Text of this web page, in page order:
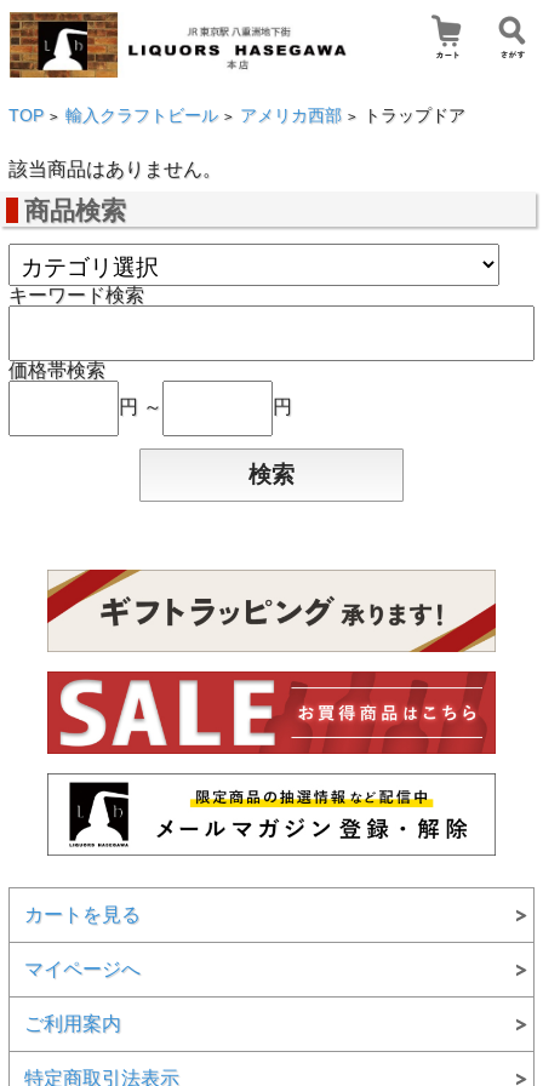
TOP > 輸入クラフトビール > アメリカ西部 > トラップドア
該当商品はありません。
商品検索
キーワード検索
価格帯検索
円 ～
円
カートを見る
マイページへ
ご利用案内
特定商取引法表示